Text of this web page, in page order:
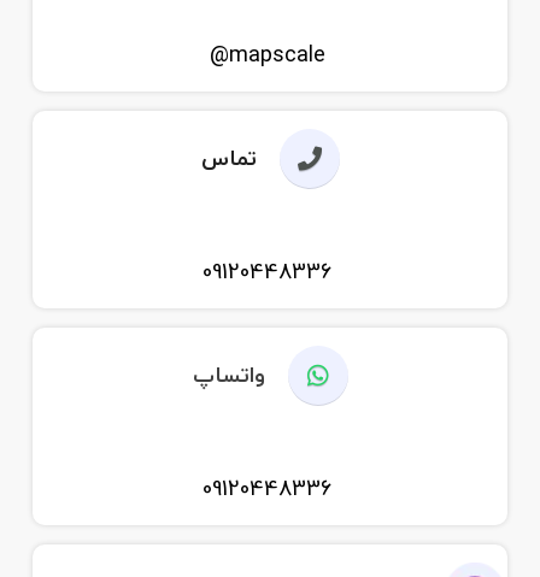
mapscale@
تماس
09120448336
واتساپ
09120448336